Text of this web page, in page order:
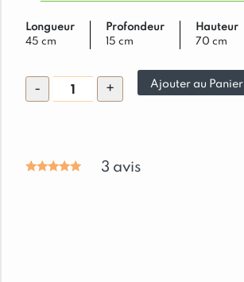
Longueur
45 cm
Profondeur
15 cm
Hauteur
70 cm
-
quantité
de
2
+ Ajouter au Panier
3 avis